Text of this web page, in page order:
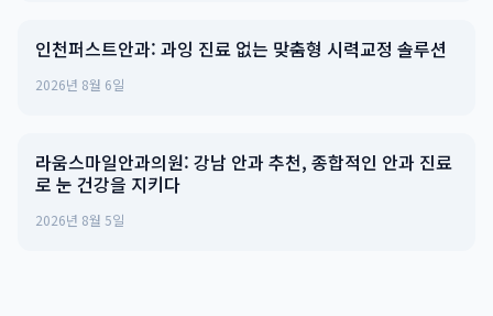
인천퍼스트안과: 과잉 진료 없는 맞춤형 시력교정 솔루션
2026년 8월 6일
라움스마일안과의원: 강남 안과 추천, 종합적인 안과 진료
로 눈 건강을 지키다
2026년 8월 5일